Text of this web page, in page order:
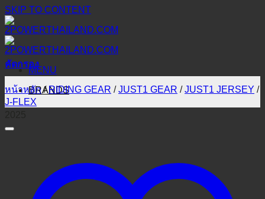
SKIP TO CONTENT
MENU
BRANDS
คัดกรอง
หน้าหลัก / RIDING GEAR / JUST1 GEAR / JUST1 JERSEY /
J-FLEX